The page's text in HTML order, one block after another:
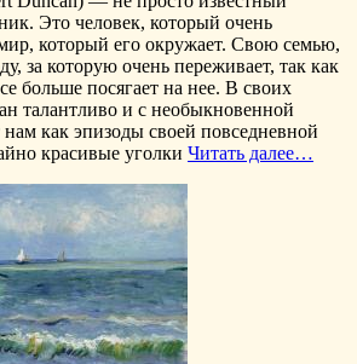
Это человек, который очень
который его окружает. Свою семью,
за которую очень переживает, так как
больше посягает на нее. В своих
талантливо и с необыкновенной
как эпизоды своей повседневной
красивые уголки Читать далее…